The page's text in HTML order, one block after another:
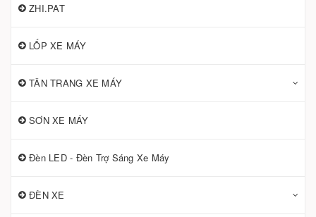
ZHI.PAT
LỐP XE MÁY
TÂN TRANG XE MÁY
SƠN XE MÁY
Đèn LED - Đèn Trợ Sáng Xe Máy
ĐÈN XE